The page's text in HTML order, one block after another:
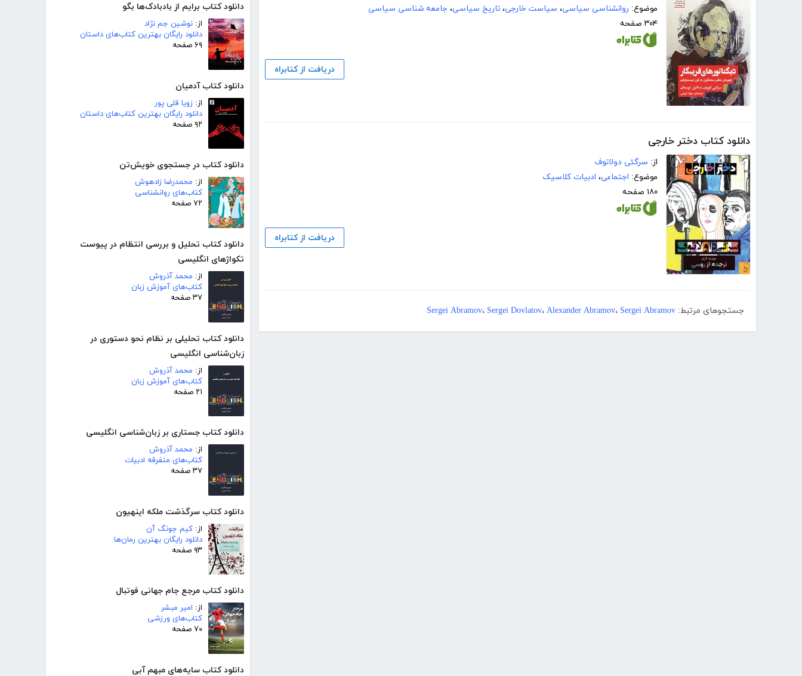
دانلود کتاب برایم از بادبادک‌ها بگو
از: نوشین جم نژاد
دانلود رایگان بهترین کتاب‌های داستان
۶۹ صفحه
دانلود کتاب آدمیان
از: زویا قلی پور
دانلود رایگان بهترین کتاب‌های داستان
۹۲ صفحه
دانلود کتاب در جستجوی خویش‌تن
از: محمدرضا زادهوش
کتاب‌های روانشناسی
۷۲ صفحه
دانلود کتاب تحلیل و بررسی انتظام در پیوست
تکواژهای انگلیسی
از: محمد آذروش
کتاب‌های آموزش زبان
۳۷ صفحه
دانلود کتاب تحلیلی بر نظام نحو دستوری در
زبان‌شناسی انگلیسی
از: محمد آذروش
کتاب‌های آموزش زبان
۲۱ صفحه
دانلود کتاب جستاری بر زبان‌شناسی انگلیسی
از: محمد آذروش
کتاب‌های متفرقه ادبیات
۳۷ صفحه
دانلود کتاب سرگذشت ملکه اینهیون
از: کیم جونگ آن
دانلود رایگان بهترین رمان‌ها
۹۳ صفحه
دانلود کتاب مرجع جام جهانی فوتبال
از: امیر مبشر
کتاب‌های ورزشی
۷۰ صفحه
دانلود کتاب سایه‌های مبهم آبی
موضوع: روانشناسی سیاسی، سیاست خارجی، تاریخ سیاسی، جامعه شناسی سیاسی
۳۰۴ صفحه
دریافت از کتابراه
دانلود کتاب دختر خارجی
از: سرگئی دولاتوف
موضوع: اجتماعی، ادبیات کلاسیک
۱۸۰ صفحه
دریافت از کتابراه
جستجوهای مرتبط: Sergei Abramov، Sergei Dovlatov، Alexander Abramov، Sergei Abramov